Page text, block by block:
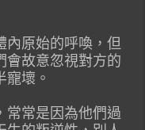
內原始的呼喚，但
會故意忽視對方的
壞。
常常是因為他們過